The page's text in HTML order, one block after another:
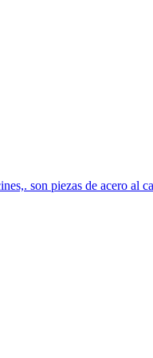
son piezas de acero al